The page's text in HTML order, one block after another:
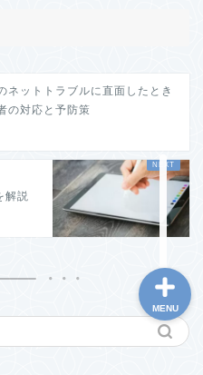
ネットトラブルに直面したとき
の対応と予防策
解説
MENU
ホーム
お問い合わせ